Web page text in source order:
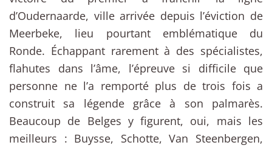
d’Oudernaarde, ville arrivée depuis l’éviction de
Meerbeke, lieu pourtant emblématique du
Ronde. Échappant rarement à des spécialistes,
flahutes dans l’âme, l’épreuve si difficile que
personne ne l’a remporté plus de trois fois a
construit sa légende grâce à son palmarès.
Beaucoup de Belges y figurent, oui, mais les
meilleurs : Buysse, Schotte, Van Steenbergen,